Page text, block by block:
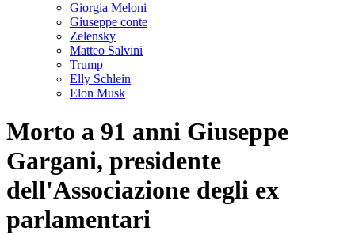
Giorgia Meloni
Giuseppe conte
Zelensky
Matteo Salvini
Trump
Elly Schlein
Elon Musk
Morto a 91 anni Giuseppe
Gargani, presidente
dell'Associazione degli ex
parlamentari